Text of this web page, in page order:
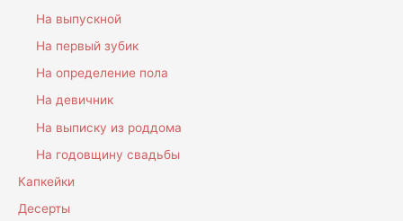
На выпускной
На первый зубик
На определение пола
На девичник
На выписку из роддома
На годовщину свадьбы
Капкейки
Десерты